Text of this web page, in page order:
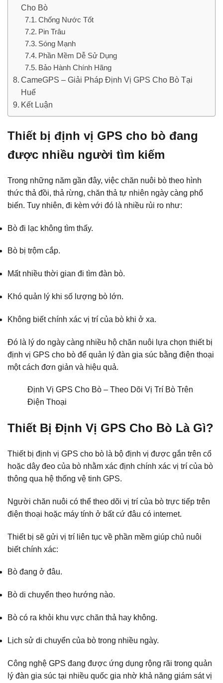
Cho Bò
Chống Nước Tốt
Pin Trâu
Sóng Mạnh
Phần Mềm Dễ Sử Dụng
Bảo Hành Chính Hãng
CameGPS – Giải Pháp Định Vị GPS Cho Bò Tại
Huế
Kết Luận
Thiết bị định vị GPS cho bò đang
được nhiều người tìm kiếm
Trong những năm gần đây, việc chăn nuôi bò theo hình
thức thả đồi, thả rừng, chăn thả tự nhiên ngày càng phổ
biến. Tuy nhiên, đi kèm với đó là nhiều rủi ro như:
Bò đi lạc không tìm thấy.
Bò bị trộm cắp.
Mất nhiều thời gian đi tìm đàn bò.
Khó quản lý khi số lượng bò lớn.
Không biết chính xác vị trí của bò khi ở xa.
Đó là lý do ngày càng nhiều hộ chăn nuôi lựa chọn thiết bị
định vị GPS cho bò để quản lý đàn gia súc bằng điện thoại
một cách đơn giản và hiệu quả.
Định Vị GPS Cho Bò – Theo Dõi Vị Trí Bò Trên
Điện Thoại
Thiết Bị Định Vị GPS Cho Bò Là Gì?
Thiết bị định vị GPS cho bò là bộ định vị được gắn trên cổ
hoặc dây đeo của bò nhằm xác định chính xác vị trí của bò
thông qua hệ thống vệ tinh GPS.
Người chăn nuôi có thể theo dõi vị trí của bò trực tiếp trên
điện thoại hoặc máy tính ở bất cứ đâu có internet.
Thiết bị sẽ gửi vị trí liên tục về phần mềm giúp chủ nuôi
biết chính xác:
Bò đang ở đâu.
Bò di chuyển theo hướng nào.
Bò có ra khỏi khu vực chăn thả hay không.
Lịch sử di chuyển của bò trong nhiều ngày.
Công nghệ GPS đang được ứng dụng rộng rãi trong quản
lý đàn gia súc tại nhiều quốc gia nhờ khả năng giám sát vị